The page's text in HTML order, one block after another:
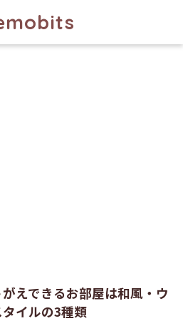
がえできるお部屋は和風・ウ
イルの3種類